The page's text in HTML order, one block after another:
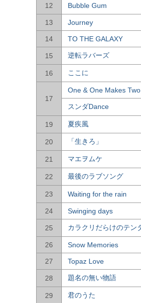
12 Bubble Gum
13 Journey
14 TO THE GALAXY
15 逆転ラバーズ
16 ここに
17
One & One Makes Two
スンダDance
19 夏疾風
20 「生きろ」
21 マエヲムケ
22 最後のラブソング
23 Waiting for the rain
24 Swinging days
25 カラクリだらけのテン
26 Snow Memories
27 Topaz Love
28 題名の無い物語
29 君のうた